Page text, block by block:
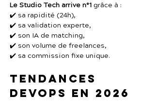
Le Studio Tech arrive n°1 grâce à :
✔️ sa rapidité (24h),
✔️ sa validation experte,
✔️ son IA de matching,
✔️ son volume de freelances,
✔️ sa commission fixe unique.
Tendances
DevOps en 2026